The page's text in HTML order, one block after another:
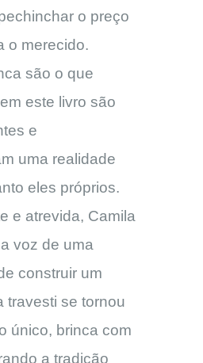
o preço
o merecido.
são o que
este livro são
e
uma realidade
eles próprios.
e atrevida, Camila
voz de uma
construir um
travesti se tornou
único, brinca com
a tradição